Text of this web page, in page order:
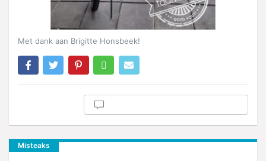
Met dank aan Brigitte Honsbeek!
Misteaks